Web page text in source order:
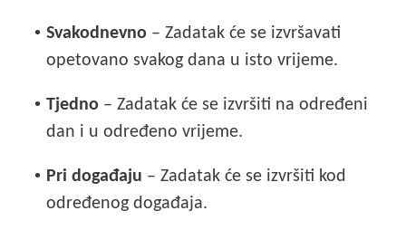
• Svakodnevno – Zadatak će se izvršavati
opetovano svakog dana u isto vrijeme.
• Tjedno – Zadatak će se izvršiti na određeni
dan i u određeno vrijeme.
• Pri događaju – Zadatak će se izvršiti kod
određenog događaja.